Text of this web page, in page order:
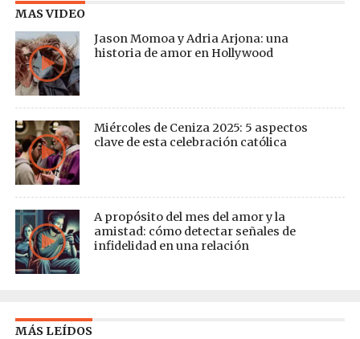
MAS VIDEO
Jason Momoa y Adria Arjona: una
historia de amor en Hollywood
Miércoles de Ceniza 2025: 5 aspectos
clave de esta celebración católica
A propósito del mes del amor y la
amistad: cómo detectar señales de
infidelidad en una relación
MÁS LEÍDOS